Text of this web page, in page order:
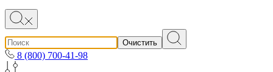
Очистить
8 (800) 700-41-98